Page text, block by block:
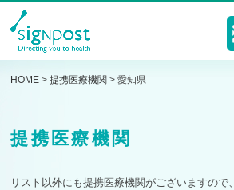
HOME >提携医療機関 >愛知県
提携医療機関
リスト以外にも提携医療機関がございますので、